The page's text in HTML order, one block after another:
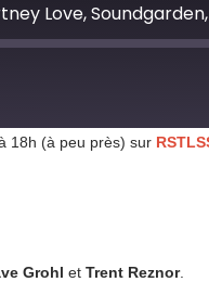
Love,
18h (à peu près) sur
Grohl et Trent Reznor.